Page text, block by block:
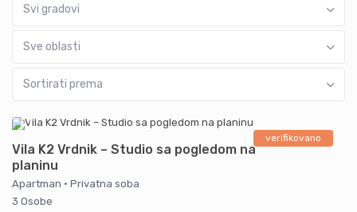
Svi gradovi
Sve oblasti
Sortirati prema
verifikovano
Vila K2 Vrdnik – Studio sa pogledom na
planinu
Apartman · Privatna soba
3 Osobe